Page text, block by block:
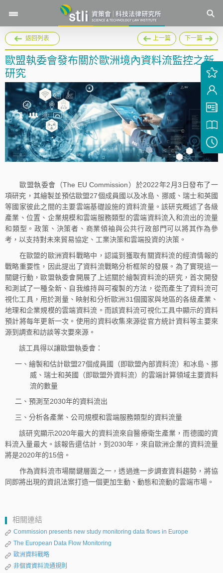
返回列表 上一篇 下一篇
歐盟執委會發布關於歐洲境內資料流監控之新
研究
歐盟執委會（The EU Commission）於2022年2月3日發布了一
項研究，其繪製並預估歐盟27個成員國以及冰島、挪威、瑞士和英國
等國家彼此之間的主要雲端基礎設施的資料流量。該研究概述了各級
產業、位置、企業規模和雲端服務類型的雲端資料流入和流出的流量
和類型。政策、決策者、商業領袖與公共行政部門可以將其作為參
考，以支持對未來貿易協定、工業決策和雲端投資的決策。
在歐盟的歐洲資料戰略中，認識到獲取有關資料流的經濟情報的
戰略重要性，因此提出了資料流戰略分析框架的發展。為了實現這一
關鍵行動，歐盟執委會開展了上述關於繪製資料流的研究，首次開發
和測試了一種全新、自我維持與可複製的方法，從而產生了資料流可
視化工具，用於測量、映射和分析歐洲31個國家與地區的各級產業、
地理和企業規模的雲端資料流。而該資料流可視化工具中顯示的資料
預計將每年更新一次。使用的資料收集來源從官方統計資料等主要來
源到調查和訪談等次要來源。
該工具得以讓歐盟執委會：
一、繪製和估計歐盟27個成員國（即歐盟內部資料流）和冰島、挪
威、瑞士和英國（即歐盟外資料流）的雲端計算領域主要資料
流的數量
二、預測至2030年的資料流出
三、分析各產業、公司規模和雲端服務類型的資料流量
該研究顯示2020年最大的資料流來自醫療衛生產業，而德國的資
料流入量最大。該報告還估計，到2030年，來自歐洲企業的資料流量
將是2020年的15倍。
作為資料流市場關鍵層面之一，透過進一步調查資料趨勢，將協
同即將出現的資訊法案打造一個更加生動、動態和流動的雲端市場。
相關連結
Commission presents new study monitoring data flows in Europe
The European Data Flow Monitoring
歐洲資料戰略
非個資資料流通規則